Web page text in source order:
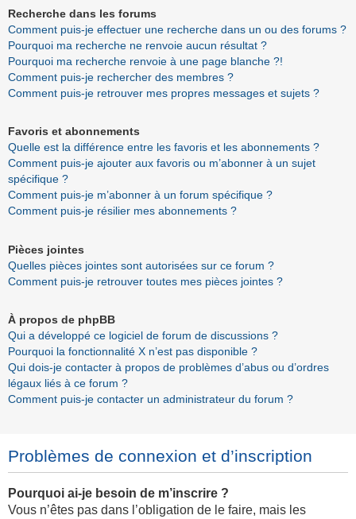
Recherche dans les forums
Comment puis-je effectuer une recherche dans un ou des forums ?
Pourquoi ma recherche ne renvoie aucun résultat ?
Pourquoi ma recherche renvoie à une page blanche ?!
Comment puis-je rechercher des membres ?
Comment puis-je retrouver mes propres messages et sujets ?
Favoris et abonnements
Quelle est la différence entre les favoris et les abonnements ?
Comment puis-je ajouter aux favoris ou m’abonner à un sujet
spécifique ?
Comment puis-je m’abonner à un forum spécifique ?
Comment puis-je résilier mes abonnements ?
Pièces jointes
Quelles pièces jointes sont autorisées sur ce forum ?
Comment puis-je retrouver toutes mes pièces jointes ?
À propos de phpBB
Qui a développé ce logiciel de forum de discussions ?
Pourquoi la fonctionnalité X n’est pas disponible ?
Qui dois-je contacter à propos de problèmes d’abus ou d’ordres
légaux liés à ce forum ?
Comment puis-je contacter un administrateur du forum ?
Problèmes de connexion et d’inscription
Pourquoi ai-je besoin de m’inscrire ?
Vous n’êtes pas dans l’obligation de le faire, mais les